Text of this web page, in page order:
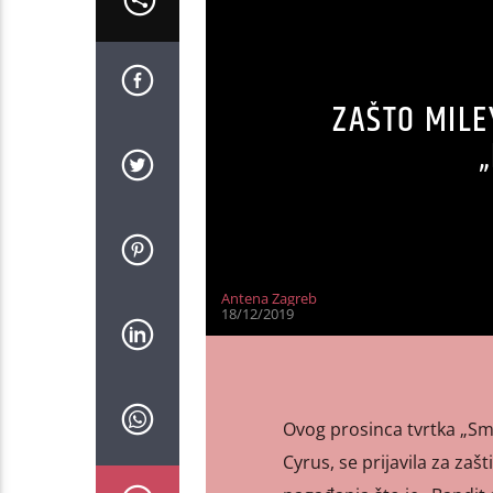
ZAŠTO
Antena Zagreb
18/12/2019
Ovog prosinca tvrtka
Cyrus, se prijavila za